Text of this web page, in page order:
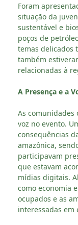
Foram
situação da
sustentável e
poços de
temas delicados
também
relacionadas à
A Presença e a
As
voz no evento.
consequências
amazônica,
participavam
que estavam
mídias digitais.
como economia
ocupados e as
interessadas em